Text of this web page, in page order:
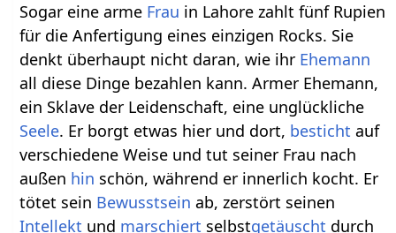
Sogar eine arme Frau in Lahore zahlt fünf Rupien
für die Anfertigung eines einzigen Rocks. Sie
denkt überhaupt nicht daran, wie ihr Ehemann
all diese Dinge bezahlen kann. Armer Ehemann,
ein Sklave der Leidenschaft, eine unglückliche
Seele. Er borgt etwas hier und dort, besticht auf
verschiedene Weise und tut seiner Frau nach
außen hin schön, während er innerlich kocht. Er
tötet sein Bewusstsein ab, zerstört seinen
Intellekt und marschiert selbstgetäuscht durch